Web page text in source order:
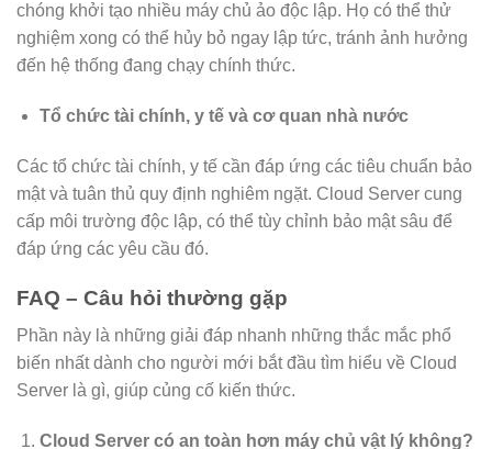
chóng khởi tạo nhiều máy chủ ảo độc lập. Họ có thể thử
nghiệm xong có thể hủy bỏ ngay lập tức, tránh ảnh hưởng
đến hệ thống đang chạy chính thức.
Tổ chức tài chính, y tế và cơ quan nhà nước
Các tổ chức tài chính, y tế cần đáp ứng các tiêu chuẩn bảo
mật và tuân thủ quy định nghiêm ngặt. Cloud Server cung
cấp môi trường độc lập, có thể tùy chỉnh bảo mật sâu để
đáp ứng các yêu cầu đó.
FAQ – Câu hỏi thường gặp
Phần này là những giải đáp nhanh những thắc mắc phổ
biến nhất dành cho người mới bắt đầu tìm hiểu về Cloud
Server là gì, giúp củng cố kiến thức.
Cloud Server có an toàn hơn máy chủ vật lý không?